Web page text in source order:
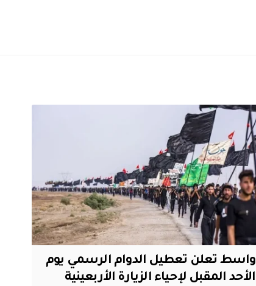
واسط تعلن تعطيل الدوام الرسمي يوم
الأحد المقبل لإحياء الزيارة الأربعينية